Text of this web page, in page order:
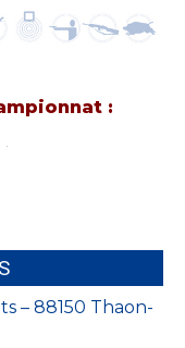
:
– 88150 Thaon-